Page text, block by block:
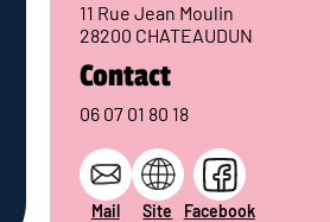
11 Rue Jean Moulin
28200 CHATEAUDUN
Contact
06 07 01 80 18
Mail Site Facebook